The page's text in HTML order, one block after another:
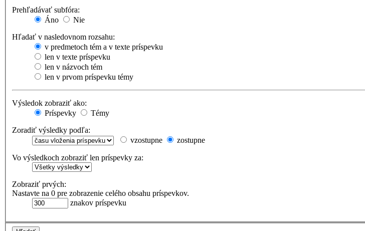
Prehľadávať subfóra:
Áno
Nie
Hľadať v nasledovnom rozsahu:
v predmetoch tém a v texte príspevku
len v texte príspevku
len v názvoch tém
len v prvom príspevku témy
Výsledok zobraziť ako:
Príspevky
Témy
Zoradiť výsledky podľa:
vzostupne
zostupne
Vo výsledkoch zobraziť len príspevky za:
Zobraziť prvých:
Nastavte na 0 pre zobrazenie celého obsahu príspevkov.
znakov príspevku